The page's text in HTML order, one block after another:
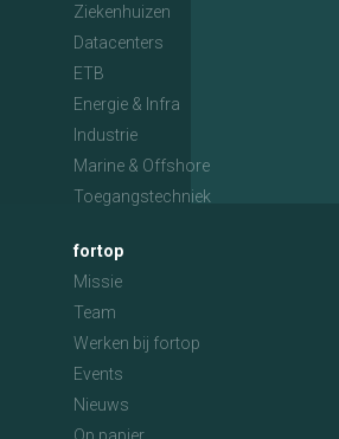
Ziekenhuizen
Datacenters
ETB
Energie & Infra
Industrie
Marine & Offshore
Toegangstechniek
fortop
Missie
Team
Werken bij fortop
Events
Nieuws
Op papier